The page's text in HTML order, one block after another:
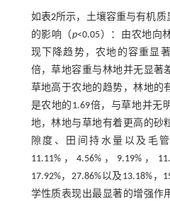
如表2所示，土壤容重与有机
的影响（p<0.05）：由农地向
现下降趋势，农地的容重显
倍，草地容重与林地并无显著
草地高于农地的趋势，林地的
是农地的1.69倍，与草地并无
地，林地与草地有着更高的砂
隙度、田间持水量以及毛
11.11%，4.56%，9.19%，
17.92%，27.86%以及13.18%
学性质表现出最显著的增强作